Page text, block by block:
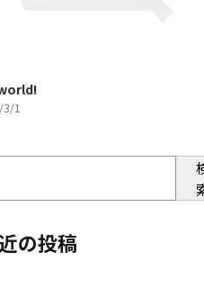
3/1
の投稿